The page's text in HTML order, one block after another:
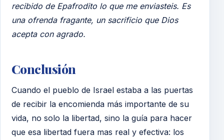
recibido de Epafrodito lo que me enviasteis. Es
una ofrenda fragante, un sacrificio que Dios
acepta con agrado.
Conclusión
Cuando el pueblo de Israel estaba a las puertas
de recibir la encomienda más importante de su
vida, no solo la libertad, sino la guía para hacer
que esa libertad fuera mas real y efectiva: los